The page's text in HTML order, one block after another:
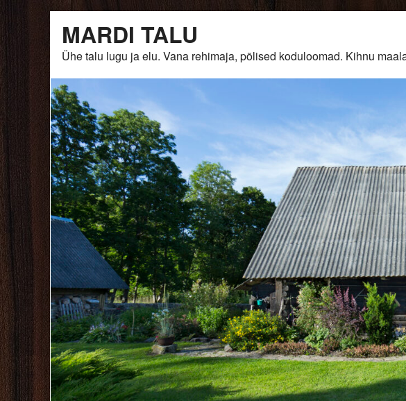
content
MARDI TALU
Ühe talu lugu ja elu. Vana rehimaja, põlised koduloomad. Kihnu